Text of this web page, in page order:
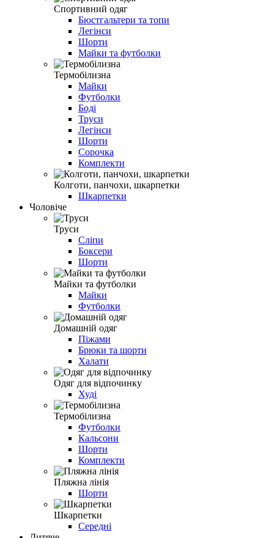
Спортивний одяг
Бюстгальтери та топи
Легінси
Шорти
Майки та футболки
Термобілизна
Майки
Футболки
Боді
Труси
Легінси
Шорти
Сорочка
Комплекти
Колготи, панчохи, шкарпетки
Шкарпетки
Чоловіче
Труси
Сліпи
Боксери
Шорти
Майки та футболки
Майки
Футболки
Домашній одяг
Піжами
Брюки та шорти
Халати
Одяг для відпочинку
Худі
Термобілизна
Футболки
Кальсони
Шорти
Комплекти
Пляжна лінія
Шорти
Шкарпетки
Середні